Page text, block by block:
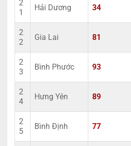
2
1
Hải Dương 34
2
2
Gia Lai 81
2
3
Bình Phước 93
2
4
Hưng Yên 89
2
5
Bình Định 77